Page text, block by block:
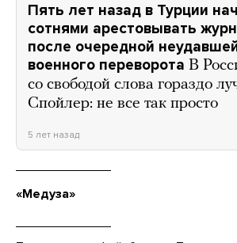
Пять лет назад в Турции
сотнями арестовывать
после очередной
военного переворота В
со свободой слова гораздо
Спойлер: не все так просто
5 лет назад
«Медуза»